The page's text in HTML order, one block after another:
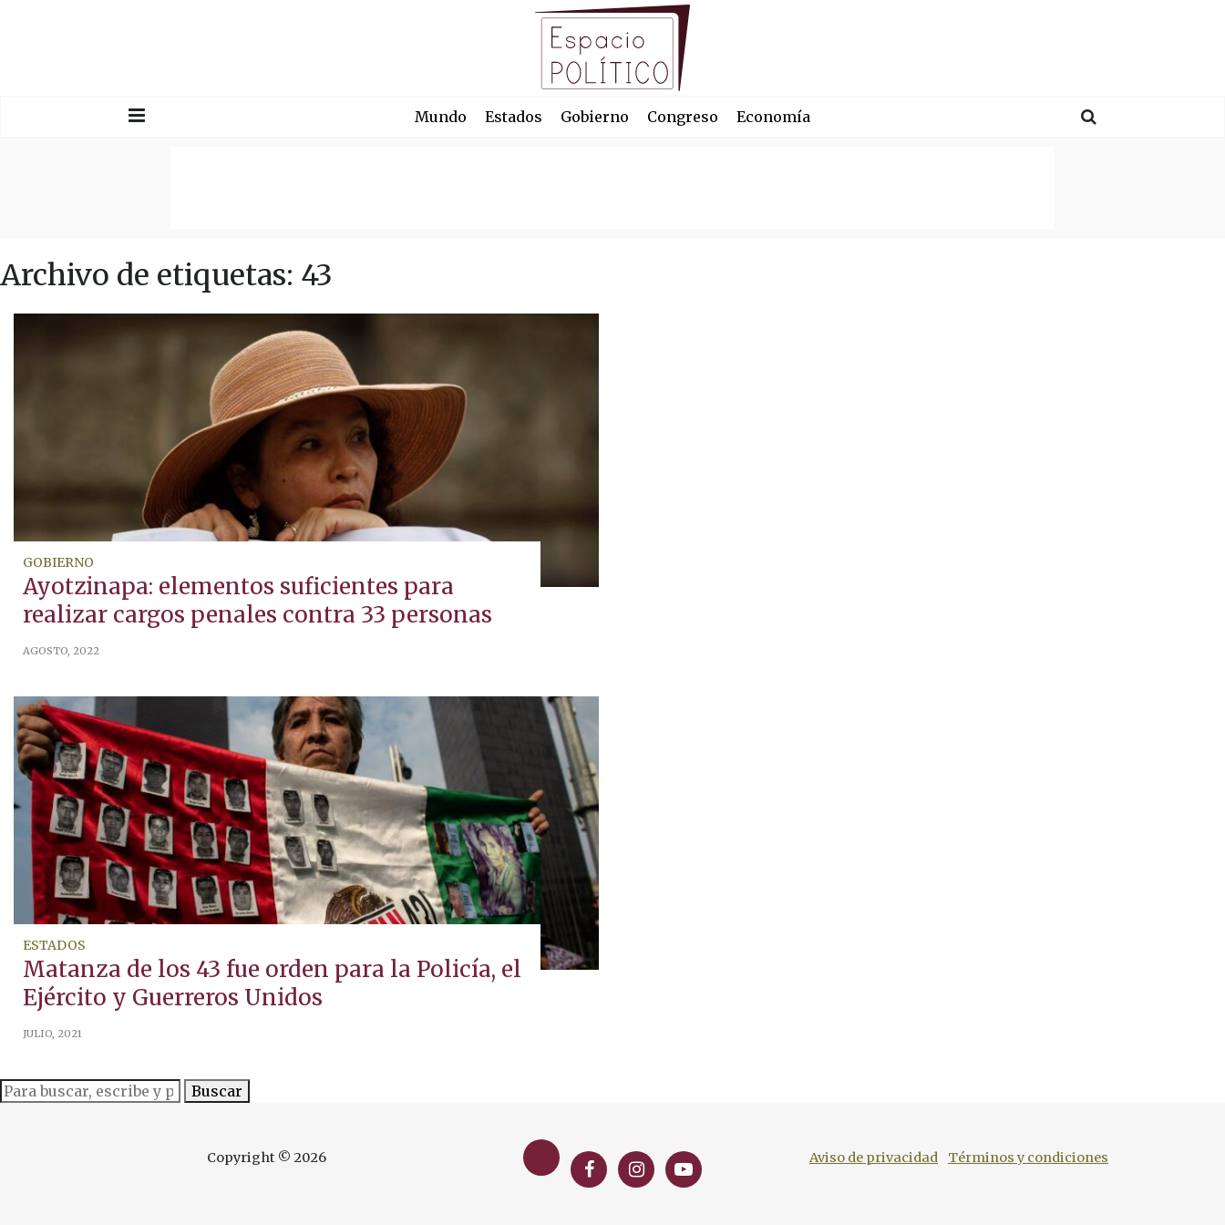
Mundo Estados Gobierno Congreso Economía
Archivo de etiquetas: 43
GOBIERNO
Ayotzinapa: elementos suficientes para
realizar cargos penales contra 33 personas
AGOSTO, 2022
ESTADOS
Matanza de los 43 fue orden para la Policía, el
Ejército y Guerreros Unidos
JULIO, 2021
Buscar
Copyright © 2026 Aviso de privacidad Términos y condiciones